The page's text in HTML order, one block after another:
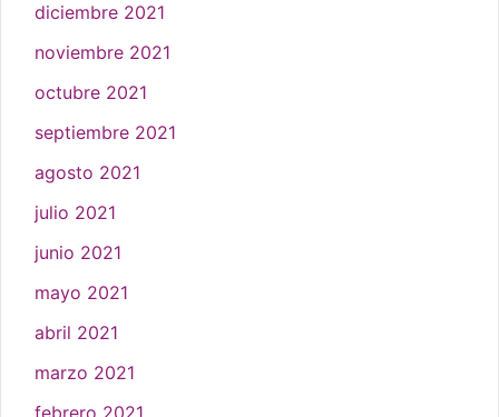
diciembre 2021
noviembre 2021
octubre 2021
septiembre 2021
agosto 2021
julio 2021
junio 2021
mayo 2021
abril 2021
marzo 2021